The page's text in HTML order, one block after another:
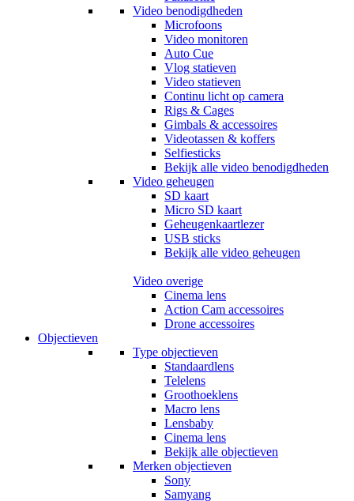
Video benodigdheden
Microfoons
Video monitoren
Auto Cue
Vlog statieven
Video statieven
Continu licht op camera
Rigs & Cages
Gimbals & accessoires
Videotassen & koffers
Selfiesticks
Bekijk alle video benodigdheden
Video geheugen
SD kaart
Micro SD kaart
Geheugenkaartlezer
USB sticks
Bekijk alle video geheugen
Video overige
Cinema lens
Action Cam accessoires
Drone accessoires
Objectieven
Type objectieven
Standaardlens
Telelens
Groothoeklens
Macro lens
Lensbaby
Cinema lens
Bekijk alle objectieven
Merken objectieven
Sony
Samyang